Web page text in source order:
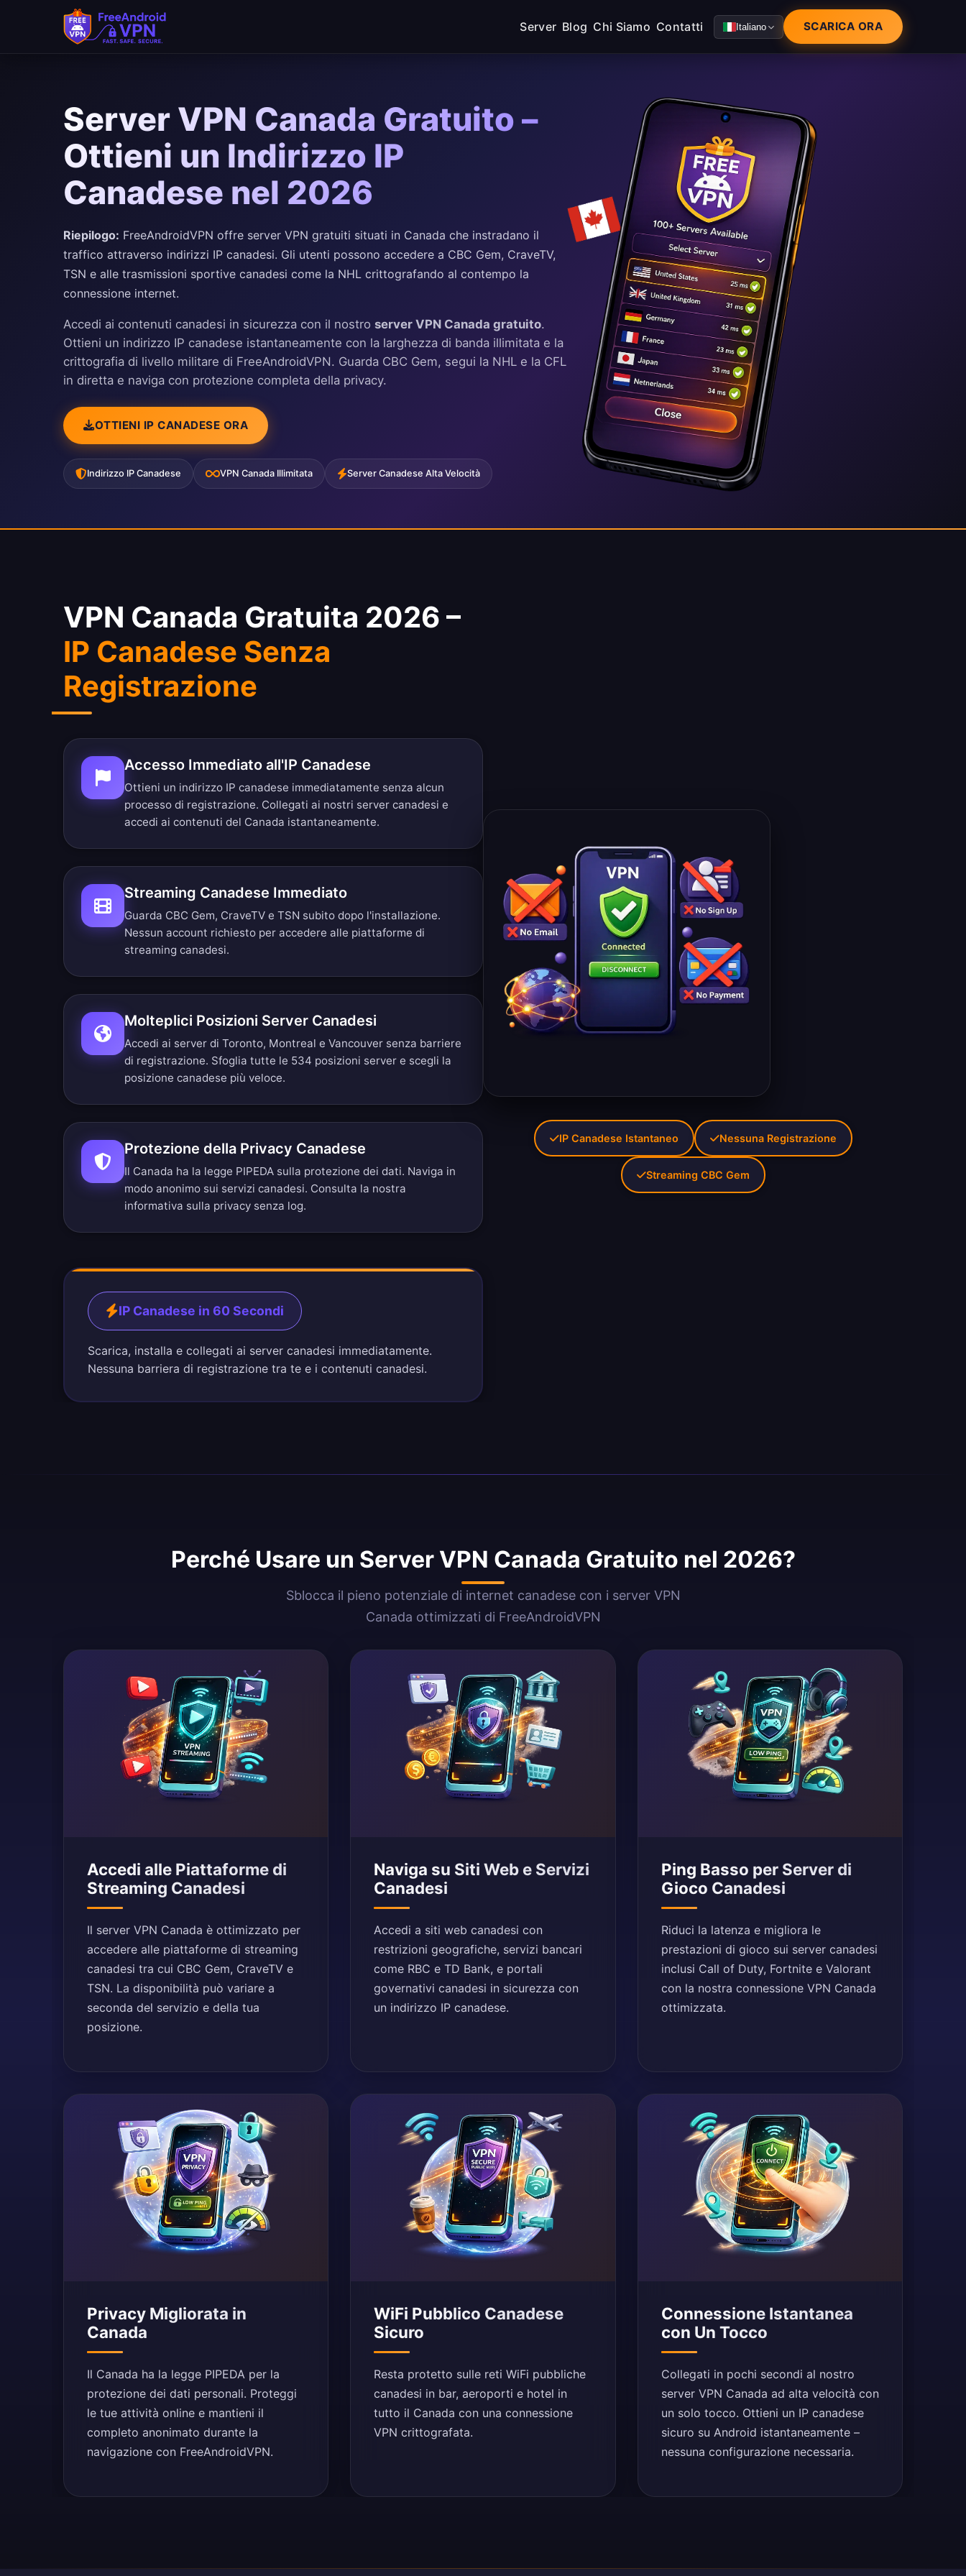
Server Blog Chi Siamo Contatti Italiano SCARICA ORA
Server VPN Canada Gratuito –
Ottieni un Indirizzo IP
Canadese nel 2026
Riepilogo: FreeAndroidVPN offre server VPN gratuiti situati in Canada che instradano il
traffico attraverso indirizzi IP canadesi. Gli utenti possono accedere a CBC Gem, CraveTV,
TSN e alle trasmissioni sportive canadesi come la NHL crittografando al contempo la
connessione internet.
Accedi ai contenuti canadesi in sicurezza con il nostro server VPN Canada gratuito.
Ottieni un indirizzo IP canadese istantaneamente con la larghezza di banda illimitata e la
crittografia di livello militare di FreeAndroidVPN. Guarda CBC Gem, segui la NHL e la CFL
in diretta e naviga con protezione completa della privacy.
OTTIENI IP CANADESE ORA
Indirizzo IP Canadese VPN Canada Illimitata Server Canadese Alta Velocità
VPN Canada Gratuita 2026 –
IP Canadese Senza
Registrazione
Accesso Immediato all'IP Canadese
Ottieni un indirizzo IP canadese immediatamente senza alcun
processo di registrazione. Collegati ai nostri server canadesi e
accedi ai contenuti del Canada istantaneamente.
Streaming Canadese Immediato
Guarda CBC Gem, CraveTV e TSN subito dopo l'installazione.
Nessun account richiesto per accedere alle piattaforme di
streaming canadesi.
Molteplici Posizioni Server Canadesi
Accedi ai server di Toronto, Montreal e Vancouver senza barriere
di registrazione. Sfoglia tutte le 534 posizioni server e scegli la
posizione canadese più veloce.
Protezione della Privacy Canadese
Il Canada ha la legge PIPEDA sulla protezione dei dati. Naviga in
modo anonimo sui servizi canadesi. Consulta la nostra
informativa sulla privacy senza log.
IP Canadese in 60 Secondi
Scarica, installa e collegati ai server canadesi immediatamente.
Nessuna barriera di registrazione tra te e i contenuti canadesi.
IP Canadese Istantaneo Nessuna Registrazione
Streaming CBC Gem
Perché Usare un Server VPN Canada Gratuito nel 2026?
Sblocca il pieno potenziale di internet canadese con i server VPN
Canada ottimizzati di FreeAndroidVPN
Accedi alle Piattaforme di
Streaming Canadesi
Il server VPN Canada è ottimizzato per
accedere alle piattaforme di streaming
canadesi tra cui CBC Gem, CraveTV e
TSN. La disponibilità può variare a
seconda del servizio e della tua
posizione.
Naviga su Siti Web e Servizi
Canadesi
Accedi a siti web canadesi con
restrizioni geografiche, servizi bancari
come RBC e TD Bank, e portali
governativi canadesi in sicurezza con
un indirizzo IP canadese.
Ping Basso per Server di
Gioco Canadesi
Riduci la latenza e migliora le
prestazioni di gioco sui server canadesi
inclusi Call of Duty, Fortnite e Valorant
con la nostra connessione VPN Canada
ottimizzata.
Privacy Migliorata in
Canada
Il Canada ha la legge PIPEDA per la
protezione dei dati personali. Proteggi
le tue attività online e mantieni il
completo anonimato durante la
navigazione con FreeAndroidVPN.
WiFi Pubblico Canadese
Sicuro
Resta protetto sulle reti WiFi pubbliche
canadesi in bar, aeroporti e hotel in
tutto il Canada con una connessione
VPN crittografata.
Connessione Istantanea
con Un Tocco
Collegati in pochi secondi al nostro
server VPN Canada ad alta velocità con
un solo tocco. Ottieni un IP canadese
sicuro su Android istantaneamente –
nessuna configurazione necessaria.